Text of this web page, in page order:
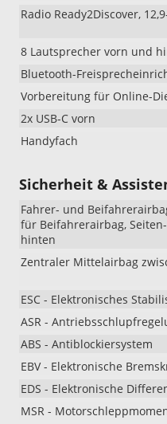
Radio Ready2Discover,
8 Lautsprecher vorn und
Bluetooth-
Vorbereitung für Online-
2x USB-C vorn
Handyfach
Sicherheit &
Fahrer- und
für Beifahrerairbag,
hinten
Zentraler Mittelairbag
ESC - Elektronisches
ASR -
ABS - Antiblockiersystem
EBV - Elektronische
EDS - Elektronische
MSR -